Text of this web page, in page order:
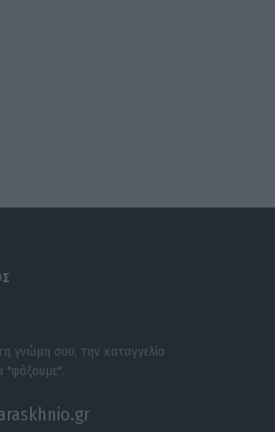
γνώμη σου, την καταγγελία
"ψάξουμε".